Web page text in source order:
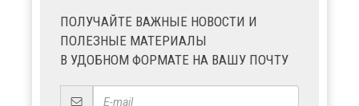
ПОЛУЧАЙТЕ ВАЖНЫЕ НОВОСТИ И
ПОЛЕЗНЫЕ МАТЕРИАЛЫ
В УДОБНОМ ФОРМАТЕ НА ВАШУ ПОЧТУ